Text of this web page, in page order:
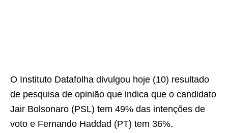
O Instituto Datafolha divulgou hoje (10) resultado
de pesquisa de opinião que indica que o candidato
Jair Bolsonaro (PSL) tem 49% das intenções de
voto e Fernando Haddad (PT) tem 36%.